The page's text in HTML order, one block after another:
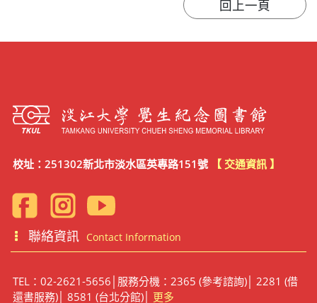
校址：251302新北市淡水區英專路151號 【 交通資訊 】
聯絡資訊 Contact Information
TEL：02-2621-5656│服務分機：2365 (參考諮詢)│ 2281 (借
還書服務)│ 8581 (台北分館)│ 更多